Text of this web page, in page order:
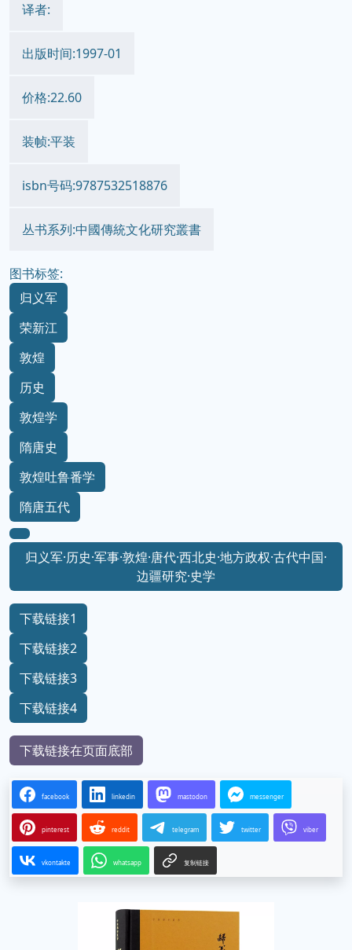
译者:
出版时间:1997-01
价格:22.60
装帧:平装
isbn号码:9787532518876
丛书系列:中國傳統文化研究叢書
图书标签:
归义军
荣新江
敦煌
历史
敦煌学
隋唐史
敦煌吐鲁番学
隋唐五代
归义军·历史·军事·敦煌·唐代·西北史·地方政权·古代中国·
边疆研究·史学
下载链接1
下载链接2
下载链接3
下载链接4
下载链接在页面底部
facebook linkedin mastodon messenger
pinterest reddit telegram twitter viber
vkontakte whatsapp 复制链接